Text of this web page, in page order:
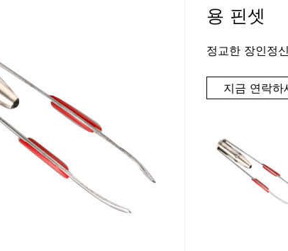
용 핀셋
정교한 장인정
지금 연락하